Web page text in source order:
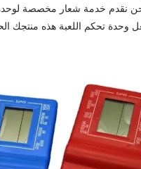
نقدم خدمة شعار مخصصة
وحدة تحكم اللعبة هذه منتجك